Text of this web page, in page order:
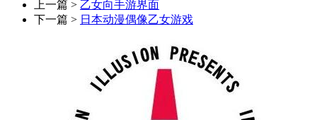
上一篇 > 乙女向手游界面
下一篇 > 日本动漫偶像乙女游戏